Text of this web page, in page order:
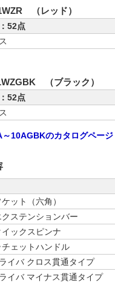
（レッド）
52点
（ブラック）
52点
10AGBKのカタログページ
ット（六角）
ステンションバー
ックスピンナ
ェットハンドル
イバ クロス貫通タイプ
イバ マイナス貫通タイプ